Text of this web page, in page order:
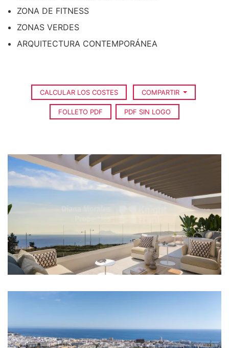
ZONA DE FITNESS
ZONAS VERDES
ARQUITECTURA CONTEMPORÁNEA
CALCULAR LOS COSTES COMPARTIR
FOLLETO PDF PDF SIN LOGO